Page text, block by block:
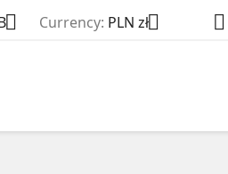
 Currency: PLN zł 